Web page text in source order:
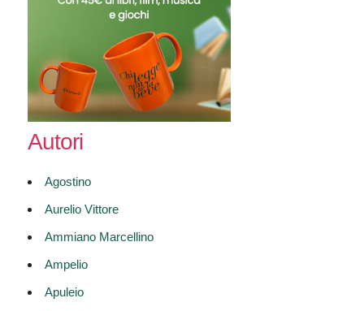
Autori
Agostino
Aurelio Vittore
Ammiano Marcellino
Ampelio
Apuleio